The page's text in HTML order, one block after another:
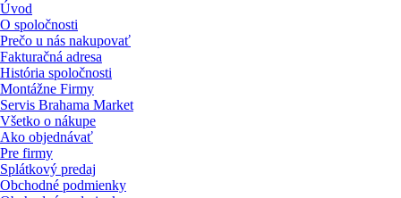
Úvod
O spoločnosti
Prečo u nás nakupovať
Fakturačná adresa
História spoločnosti
Montážne Firmy
Servis Brahama Market
Všetko o nákupe
Ako objednávať
Pre firmy
Splátkový predaj
Obchodné podmienky